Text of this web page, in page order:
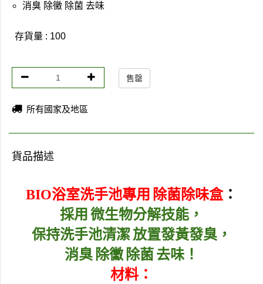
消臭 除黴 除菌 去味
存貨量 : 100
售罄
所有國家及地區
貨品描述
BIO浴室洗手池專用 除菌除味盒：
採用 微生物分解技能，
保持洗手池清潔放置發黃發臭，
消臭 除黴 除菌 去味！
材料：